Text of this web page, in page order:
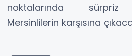
noktalarında sürpriz
Mersinlilerin karşısına